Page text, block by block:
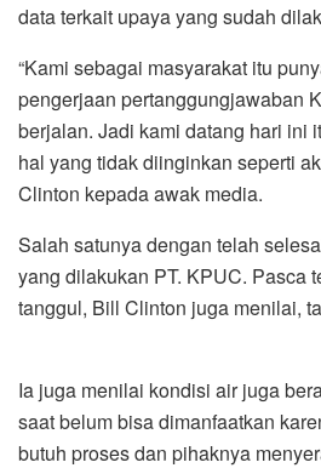
data terkait upaya yang sudah
“Kami sebagai masyarakat itu
pengerjaan pertanggungjawaban
berjalan. Jadi kami datang hari ini
hal yang tidak diinginkan seperti
Clinton kepada awak media.
Salah satunya dengan telah
yang dilakukan PT. KPUC. Pasca
tanggul, Bill Clinton juga menilai,
Ia juga menilai kondisi air juga
saat belum bisa dimanfaatkan
butuh proses dan pihaknya